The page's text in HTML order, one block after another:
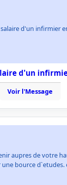
d'un infirmier
d'un
Voir l'Message
aupres de votre
bource d`etudes.